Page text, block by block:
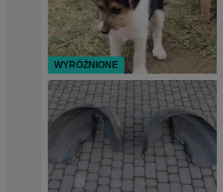
WYRÓŻNIONE